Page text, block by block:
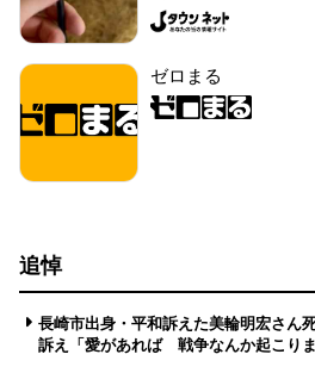
ゼロまる
追悼
長崎市出身・平和訴えた美輪明宏さ
訴え「愛があれば 戦争なんか起こりま